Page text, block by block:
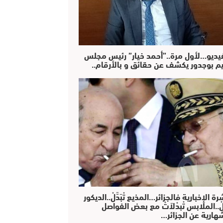
مرة..”أحمد خيار” رئيس مجلس
بوجدور يكشف عن حقائق و بالأرقام..
الإخبارية فالجزائر…المذيع تْبَدَّلْ..الديكور
تْبدْلاَتْ مع بعض الفواصل
عن الجزائر…